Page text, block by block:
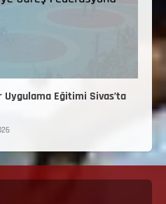
Eğitimi Sivas’ta